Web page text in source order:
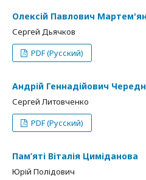
Олексій Павлович
Сергей Дьячков
PDF (Русский)
Андрій Геннадійович
Сергей Литовченко
PDF (Русский)
Пам’яті Віталія Циміданова
Юрій Полідович